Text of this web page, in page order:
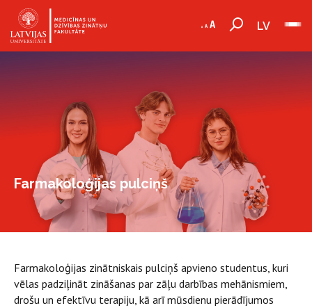
LV
Farmakoloģijas pulciņš
Farmakoloģijas zinātniskais pulciņš apvieno studentus, kuri
vēlas padziļināt zināšanas par zāļu darbības mehānismiem,
drošu un efektīvu terapiju, kā arī mūsdienu pierādījumos